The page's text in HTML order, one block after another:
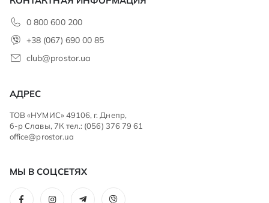
0 800 600 200
+38 (067) 690 00 85
club@prostor.ua
АДРЕС
ТОВ «НУМИС» 49106, г. Днепр,
б-р Славы, 7К тел.: (056) 376 79 61
office@prostor.ua
МЫ В СОЦСЕТЯХ